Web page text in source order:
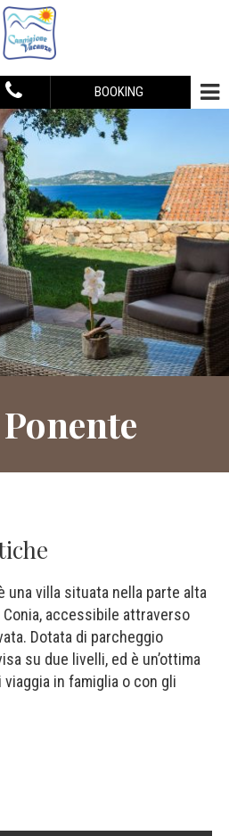
BOOKING
una villa situata nella parte alta
Conia, accessibile attraverso
Dotata di parcheggio
su due livelli, ed è un’ottima
in famiglia o con gli